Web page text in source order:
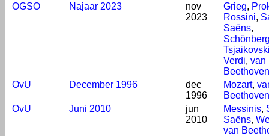
OGSO
Najaar 2023
nov
2023
Grieg,
Rossini,
Saëns,
Verdi, van
Beethoven
OvU
December 1996
dec
1996
Mozart,
Beethoven
OvU
Juni 2010
jun
2010
Messinis,
Saëns,
van